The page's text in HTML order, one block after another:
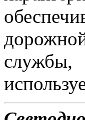
службы,